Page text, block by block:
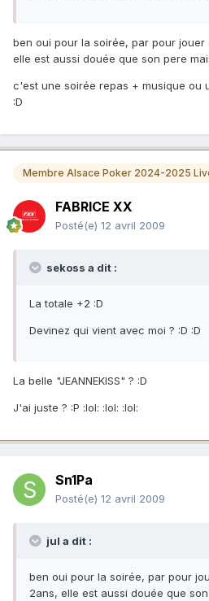
ben oui pour la soirée, par pour
elle est aussi douée que son pere
c'est une soirée repas + musique ou
:D
Membre Alsace Poker 2024-2025
FABRICE XX
Posté(e) 12 avril 2009
sekoss a dit :
La totale +2 :D
Devinez qui vient avec moi ? :D :D
La belle "JEANNEKISS" ? :D
J'ai juste ? :P :lol: :lol: :lol:
Sn1Pa
Posté(e) 12 avril 2009
jul a dit :
ben oui pour la soirée, par pour
2ans, elle est aussi douée que